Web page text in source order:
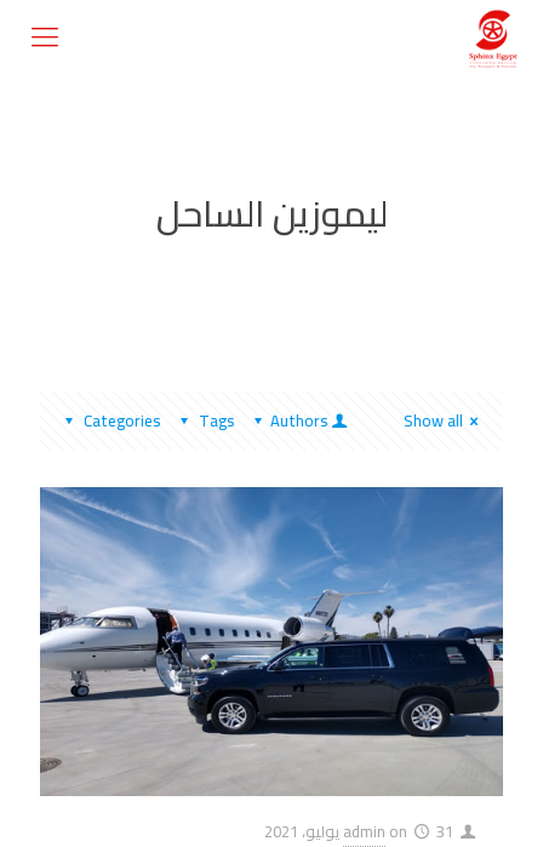
ليموزين الساحل
Categories Tags Authors Show all
admin on 31 يوليو، 2021